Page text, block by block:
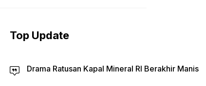
Top Update
Drama Ratusan Kapal Mineral RI Berakhir Manis